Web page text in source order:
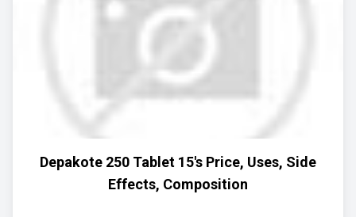
Depakote 250 Tablet 15's Price, Uses, Side
Effects, Composition